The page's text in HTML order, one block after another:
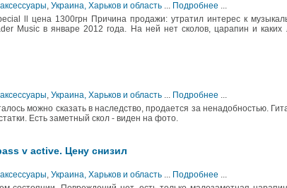
, Украина, Харьков и область ... Подробнее ...
ll цена 1300грн Причина продажи: утратил интерес к
Music в январе 2012 года. На ней нет сколов, царапин и каких
, Украина, Харьков и область ... Подробнее ...
можно сказать в наследство, продается за ненадобностью.
Есть заметный скол - виден на фото.
v active. Цену снизил
, Украина, Харьков и область ... Подробнее ...